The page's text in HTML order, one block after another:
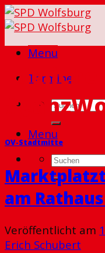
Skip
to
Menu
Termine
Menu
OV-Stadtmitte
am
Veröffentlicht am
Erich Schubert